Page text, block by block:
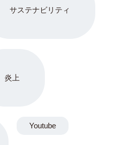
サステナビリティ
炎上
Youtube